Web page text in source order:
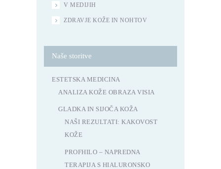
V MEDIJIH
ZDRAVJE KOŽE IN NOHTOV
Naše storitve
ESTETSKA MEDICINA
ANALIZA KOŽE OBRAZA VISIA
GLADKA IN SIJOČA KOŽA
NAŠI REZULTATI: KAKOVOST
KOŽE
PROFHILO – NAPREDNA
TERAPIJA S HIALURONSKO